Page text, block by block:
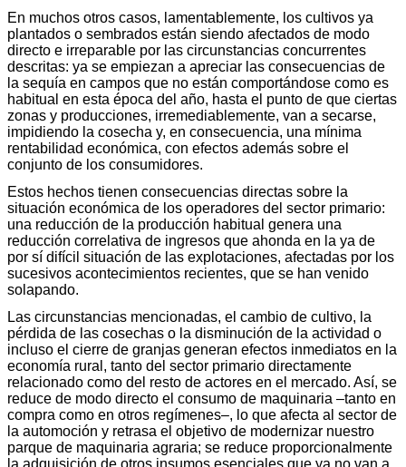
En muchos otros casos, lamentablemente, los cultivos ya
plantados o sembrados están siendo afectados de modo
directo e irreparable por las circunstancias concurrentes
descritas: ya se empiezan a apreciar las consecuencias de
la sequía en campos que no están comportándose como es
habitual en esta época del año, hasta el punto de que ciertas
zonas y producciones, irremediablemente, van a secarse,
impidiendo la cosecha y, en consecuencia, una mínima
rentabilidad económica, con efectos además sobre el
conjunto de los consumidores.
Estos hechos tienen consecuencias directas sobre la
situación económica de los operadores del sector primario:
una reducción de la producción habitual genera una
reducción correlativa de ingresos que ahonda en la ya de
por sí difícil situación de las explotaciones, afectadas por los
sucesivos acontecimientos recientes, que se han venido
solapando.
Las circunstancias mencionadas, el cambio de cultivo, la
pérdida de las cosechas o la disminución de la actividad o
incluso el cierre de granjas generan efectos inmediatos en la
economía rural, tanto del sector primario directamente
relacionado como del resto de actores en el mercado. Así, se
reduce de modo directo el consumo de maquinaria –tanto en
compra como en otros regímenes–, lo que afecta al sector de
la automoción y retrasa el objetivo de modernizar nuestro
parque de maquinaria agraria; se reduce proporcionalmente